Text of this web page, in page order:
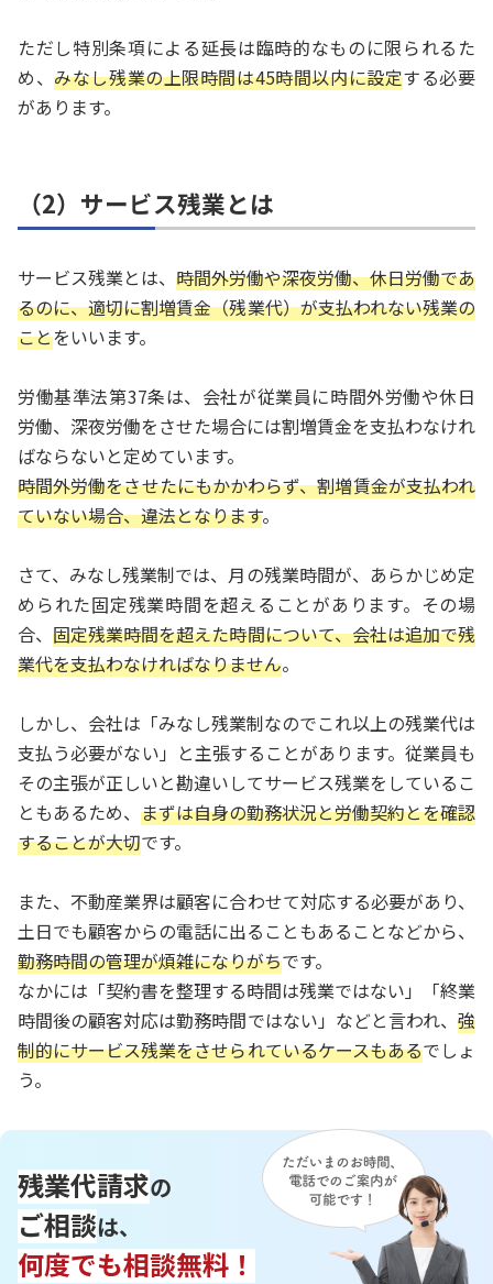
ただし特別条項による延長は臨時的なものに限られるた
め、みなし残業の上限時間は45時間以内に設定する必要
があります。
（2）サービス残業とは
サービス残業とは、 時間外労働や深夜労働、休日労働であ
るのに、適切に割増賃金（残業代）が支払われない残業の
ことをいいます。
労働基準法第37条は、会社が従業員に時間外労働や休日
労働、深夜労働をさせた場合には割増賃金を支払わなけれ
ばならないと定めています。
時間外労働をさせたにもかかわらず、割増賃金が支払われ
ていない場合、違法となります。
さて、みなし残業制では、月の残業時間が、あらかじめ定
められた固定残業時間を超えることがあります。その場
合、固定残業時間を超えた時間について、会社は追加で残
業代を支払わなければなりません。
しかし、会社は「みなし残業制なのでこれ以上の残業代は
支払う必要がない」と主張することがあります。従業員も
その主張が正しいと勘違いしてサービス残業をしているこ
ともあるため、 まずは自身の勤務状況と労働契約とを確認
することが大切です。
また、不動産業界は顧客に合わせて対応する必要があり、
土日でも顧客からの電話に出ることもあることなどから、
勤務時間の管理が煩雑になりがちです。
なかには「契約書を整理する時間は残業ではない」「終業
時間後の顧客対応は勤務時間ではない」などと言われ、 強
制的にサービス残業をさせられているケースもあるでしょ
う。
残業代請求の
ご相談は、
何度でも相談無料！